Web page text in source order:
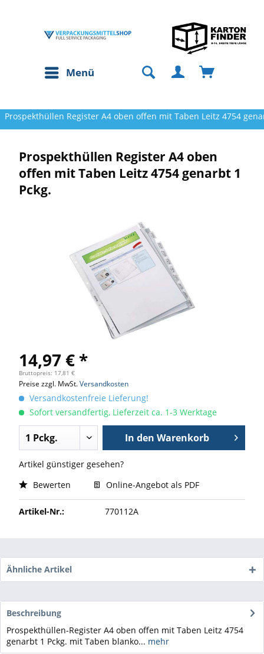
Menü
Prospekthüllen Register A4 oben offen mit Taben Leitz 4754
Prospekthüllen Register A4 oben
offen mit Taben Leitz 4754 genarbt 1
Pckg.
14,97 € *
Bruttopreis: 17,81 €
Preise zzgl. MwSt.Versandkosten
Versandkostenfreie Lieferung!
Sofort versandfertig, Lieferzeit ca. 1-3 Werktage
In den Warenkorb
Artikel günstiger gesehen?
Bewerten
Online-Angebot als PDF
Artikel-Nr.: 770112A
Ähnliche Artikel
Beschreibung
Prospekthüllen-Register A4 oben offen mit Taben Leitz 4754
genarbt 1 Pckg. mit Taben blanko... mehr